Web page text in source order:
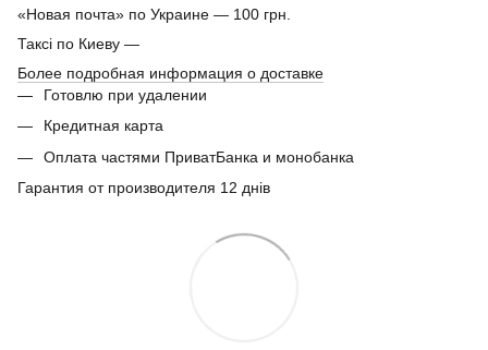
«Новая почта» по Украине — 100 грн.
Таксі по Киеву —
Более подробная информация о доставке
Готовлю при удалении
Кредитная карта
Оплата частями ПриватБанка и монобанка
Гарантия от производителя 12 днів